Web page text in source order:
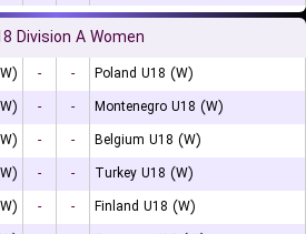
Division A Women
- -
Poland U18 (W)
- -
Montenegro U18 (W)
- -
Belgium U18 (W)
- -
Turkey U18 (W)
- -
Finland U18 (W)